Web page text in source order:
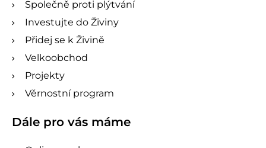
Společně proti plýtvání
Investujte do Živiny
Přidej se k Živině
Velkoobchod
Projekty
Věrnostní program
Dále pro vás máme